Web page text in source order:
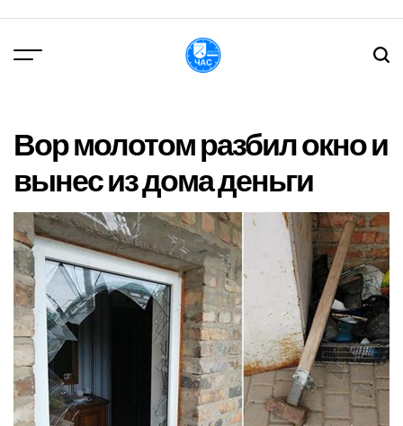
вмісту
Вор молотом разбил окно и
вынес из дома деньги